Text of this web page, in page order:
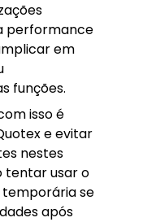
performance
em
funções.
isso é
e evitar
nestes
tentar usar o
se
após